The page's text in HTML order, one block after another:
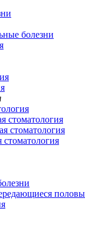
болезни
стоматология
стоматология
стоматология